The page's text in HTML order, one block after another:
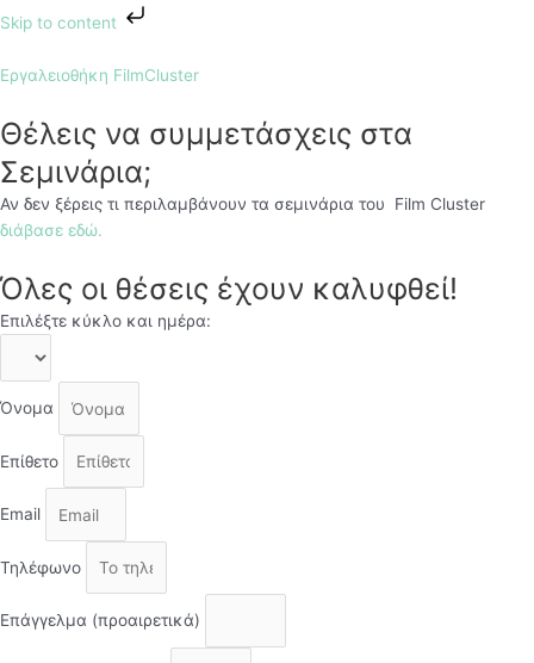
Skip to content
Εργαλειοθήκη FilmCluster
Θέλεις να συμμετάσχεις στα
Σεμινάρια;
Αν δεν ξέρεις τι περιλαμβάνουν τα σεμινάρια του Film Cluster
διάβασε εδώ.
Όλες οι θέσεις έχουν καλυφθεί!
Επιλέξτε κύκλο και ημέρα:
Όνομα
Επίθετο
Email
Τηλέφωνο
Επάγγελμα (προαιρετικά)